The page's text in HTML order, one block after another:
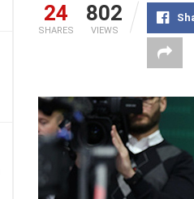
24
SHARES
802
VIEWS